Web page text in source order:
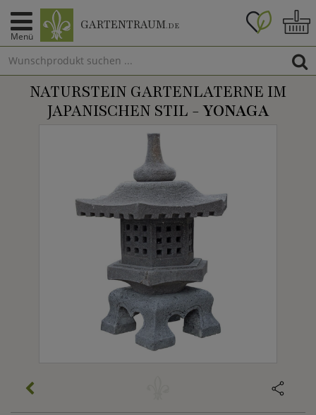
Menü
GARTENTRAUM.DE
NATURSTEIN GARTENLATERNE IM
JAPANISCHEN STIL -YONAGA